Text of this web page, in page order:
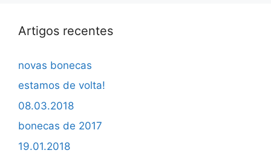
Artigos recentes
novas bonecas
estamos de volta!
08.03.2018
bonecas de 2017
19.01.2018